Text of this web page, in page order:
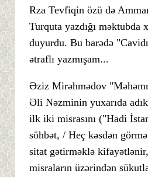
Rza Tevfiqin özü də
Turquta yazdığı məktubda
duyurdu. Bu barədə
ətraflı yazmışam...
Əziz Mirəhmədov
Əli Nəzminin yuxarıda
ilk iki misrasını ("Hadi
söhbət, / Heç kəsdən
sitat gətirməklə
misraların üzərindən